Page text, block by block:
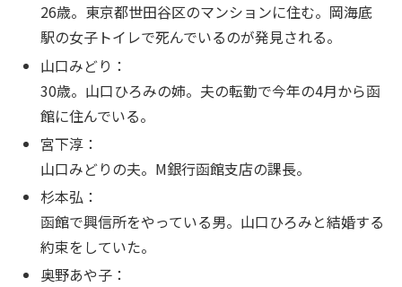
26歳。東京都世田谷区のマンションに住む。岡海底
駅の女子トイレで死んでいるのが発見される。
山口みどり：
30歳。山口ひろみの姉。夫の転勤で今年の4月から函
館に住んでいる。
宮下淳：
山口みどりの夫。M銀行函館支店の課長。
杉本弘：
函館で興信所をやっている男。山口ひろみと結婚する
約束をしていた。
奥野あや子：